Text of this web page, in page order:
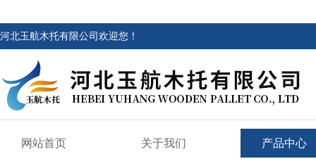
河北玉航木托有限公司欢迎您！
网站首页 关于我们 产品中心